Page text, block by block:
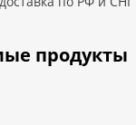
продукты